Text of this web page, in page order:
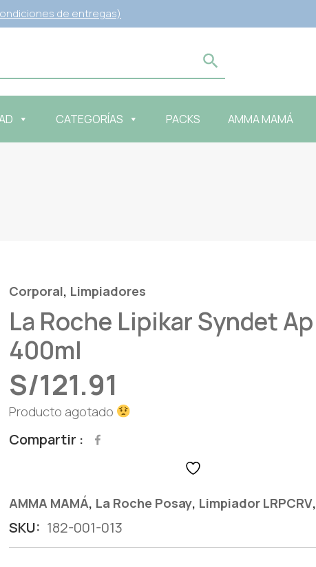
de entregas)
CATEGORÍAS PACKS AMMA MAMÁ
Corporal, Limpiadores
La Roche Lipikar Syndet Ap
400ml
S/121.91
Producto agotado
Compartir
AMMA MAMÁ, La Roche Posay, Limpiador LRPCRV,
SKU: 182-001-013